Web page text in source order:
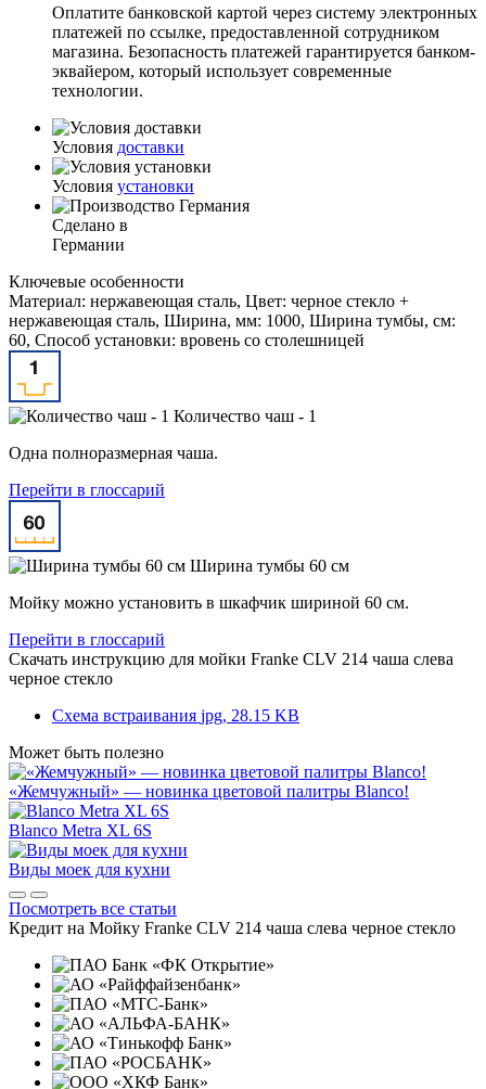
Оплатите банковской картой через систему электронных
платежей по ссылке, предоставленной сотрудником
магазина. Безопасность платежей гарантируется банком-
эквайером, который использует современные
технологии.
Условия доставки
Условия установки
Сделано в
Германии
Ключевые особенности
Материал: нержавеющая сталь, Цвет: черное стекло +
нержавеющая сталь, Ширина, мм: 1000, Ширина тумбы, см:
60, Способ установки: вровень со столешницей
Количество чаш - 1
Одна полноразмерная чаша.
Перейти в глоссарий
Ширина тумбы 60 см
Мойку можно установить в шкафчик шириной 60 см.
Перейти в глоссарий
Скачать инструкцию для мойки Franke CLV 214 чаша слева
черное стекло
Схема встраивания jpg, 28.15 KB
Может быть полезно
«Жемчужный» — новинка цветовой палитры Blanco!
Blanco Metra XL 6S
Виды моек для кухни
Посмотреть все статьи
Кредит на Мойку Franke CLV 214 чаша слева черное стекло